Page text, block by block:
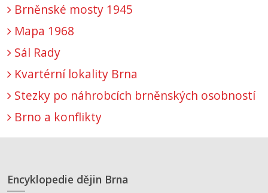
Brněnské mosty 1945
Mapa 1968
Sál Rady
Kvartérní lokality Brna
Stezky po náhrobcích brněnských osobností
Brno a konflikty
Encyklopedie dějin Brna